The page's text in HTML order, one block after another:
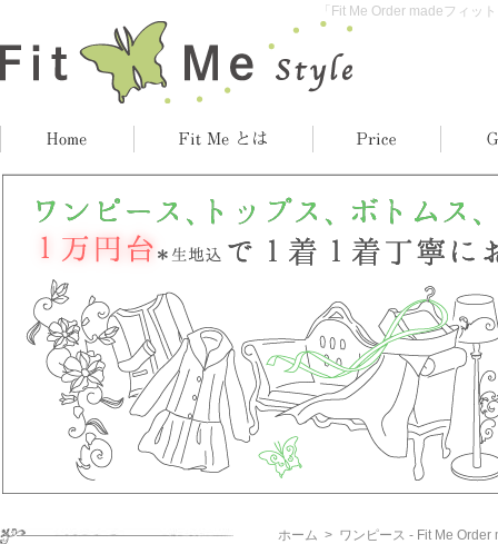
「Fit Me Order madeフィッ
ホーム > ワンピース - Fit Me